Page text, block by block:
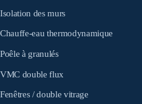
Isolation des murs
Chauffe-eau thermodynamique
Poêle à granulés
VMC double flux
Fenêtres / double vitrage